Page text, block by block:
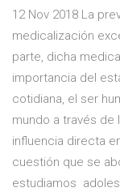
12 Nov 2018 La
medicalización
parte, dicha
importancia del
cotidiana, el ser
mundo a través
influencia directa
cuestión que se
estudiamos